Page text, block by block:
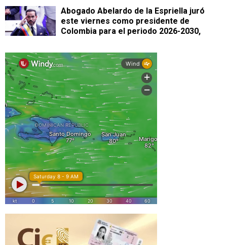
Abogado Abelardo de la Espriella juró
este viernes como presidente de
Colombia para el periodo 2026-2030,